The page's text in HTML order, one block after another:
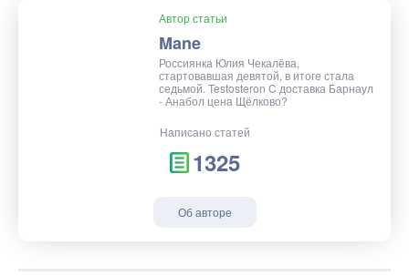
Автор статьи
Mane
Россиянка Юлия Чекалёва,
стартовавшая девятой, в итоге стала
седьмой. Testosteron C доставка Барнаул
- Анабол цена Щёлково?
Написано статей
1325
Об авторе